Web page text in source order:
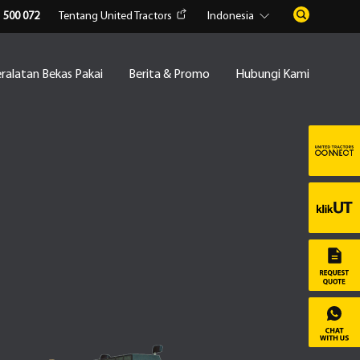
500 072 Tentang United Tractors Indonesia
Bekas Pakai Berita & Promo Hubungi Kami